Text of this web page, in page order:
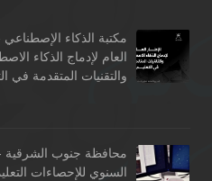
مكتبة الذكاء الإصطناعي
العام لإدماج الذكاء
والتقنيات المتقدمة في
محافظة جنوب الشرقية -
السنوي للإحصاءات